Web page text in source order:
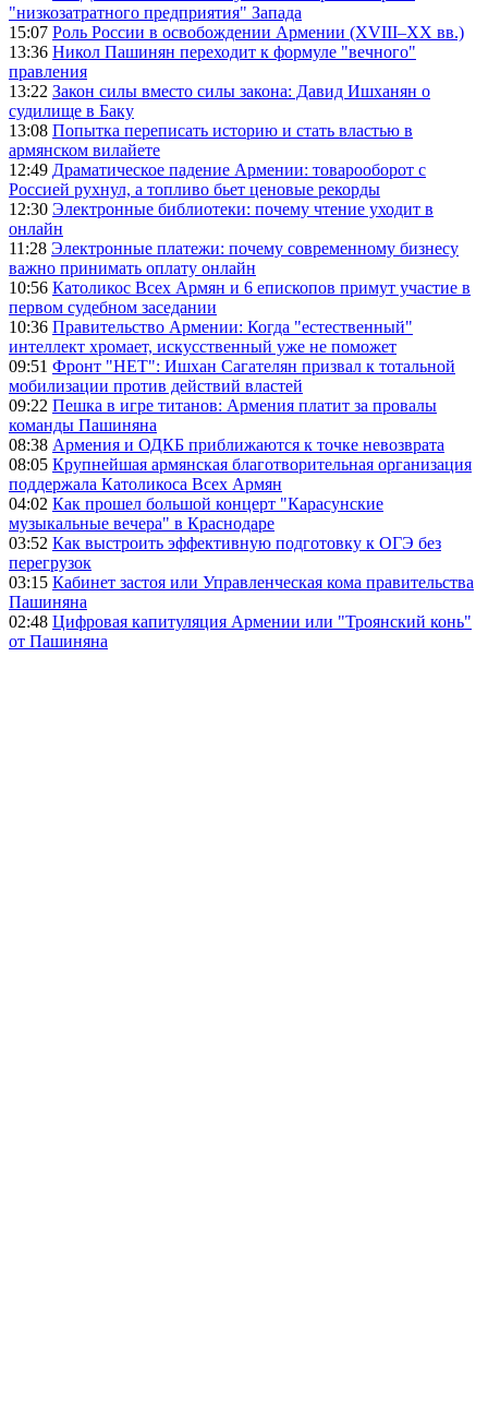
"низкозатратного предприятия" Запада
15:07 Роль России в освобождении Армении (XVIII–XX вв.)
13:36 Никол Пашинян переходит к формуле "вечного"
правления
13:22 Закон силы вместо силы закона: Давид Ишханян о
судилище в Баку
13:08 Попытка переписать историю и стать властью в
армянском вилайете
12:49 Драматическое падение Армении: товарооборот с
Россией рухнул, а топливо бьет ценовые рекорды
12:30 Электронные библиотеки: почему чтение уходит в
онлайн
11:28 Электронные платежи: почему современному бизнесу
важно принимать оплату онлайн
10:56 Католикос Всех Армян и 6 епископов примут участие в
первом судебном заседании
10:36 Правительство Армении: Когда "естественный"
интеллект хромает, искусственный уже не поможет
09:51 Фронт "НЕТ": Ишхан Сагателян призвал к тотальной
мобилизации против действий властей
09:22 Пешка в игре титанов: Армения платит за провалы
команды Пашиняна
08:38 Армения и ОДКБ приближаются к точке невозврата
08:05 Крупнейшая армянская благотворительная организация
поддержала Католикоса Всех Армян
04:02 Как прошел большой концерт "Карасунские
музыкальные вечера" в Краснодаре
03:52 Как выстроить эффективную подготовку к ОГЭ без
перегрузок
03:15 Кабинет застоя или Управленческая кома правительства
Пашиняна
02:48 Цифровая капитуляция Армении или "Троянский конь"
от Пашиняна